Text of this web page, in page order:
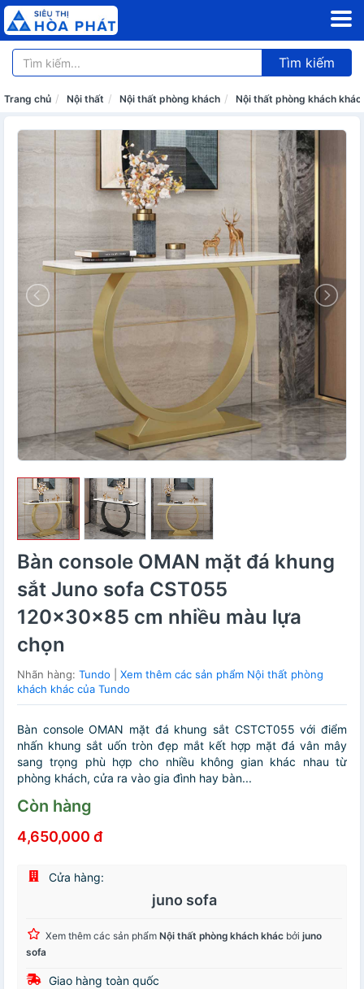
Tìm kiếm
Trang chủ Nội thất Nội thất phòng khách Nội thất phòng khách khác
Bàn console OMAN mặt đá khung
sắt Juno sofa CST055
120x30x85 cm nhiều màu lựa
chọn
Nhãn hàng: Tundo
Xem thêm các sản phẩm Nội thất phòng
khách khác của Tundo
Bàn console OMAN mặt đá khung sắt CSTCT055 với điểm
nhấn khung sắt uốn tròn đẹp mắt kết hợp mặt đá vân mây
sang trọng phù hợp cho nhiều không gian khác nhau từ
phòng khách, cửa ra vào gia đình hay bàn...
Còn hàng
4,650,000 đ
Cửa hàng:
juno sofa
Xem thêm các sản phẩm Nội thất phòng khách khác bởi juno
sofa
Giao hàng toàn quốc